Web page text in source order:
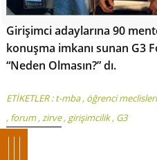
Girişimci adaylarına 90
konuşma imkanı sunan G3
“Neden Olmasın?” dı.
ETİKETLER :t-mba, öğrenci meclisleri
, forum,zirve, girişimcilik, G3